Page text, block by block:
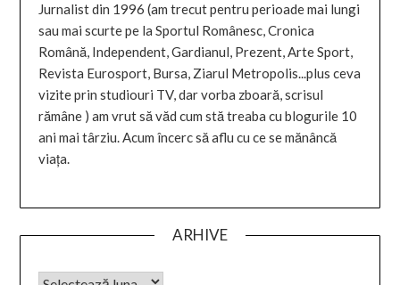
Jurnalist din 1996 (am trecut pentru perioade mai lungi
sau mai scurte pe la Sportul Românesc, Cronica
Română, Independent, Gardianul, Prezent, Arte Sport,
Revista Eurosport, Bursa, Ziarul Metropolis...plus ceva
vizite prin studiouri TV, dar vorba zboară, scrisul
rămâne ) am vrut să văd cum stă treaba cu blogurile 10
ani mai târziu. Acum încerc să aflu cu ce se mănâncă
viața.
ARHIVE